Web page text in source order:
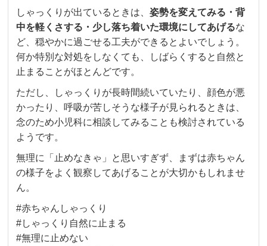
しゃっくりが出ているときは、姿勢を変えてみる・背
中を軽くさする・少し落ち着いた環境にしてあげるな
ど、穏やかに過ごせる工夫ができるとよいでしょう。
何か特別な対処をしなくても、しばらくすると自然と
止まることがほとんどです。
ただし、しゃっくりが長時間続いていたり、顔色が悪
かったり、呼吸が苦しそうな様子が見られるときは、
念のため小児科に相談してみることも検討されている
ようです。
無理に「止めなきゃ」と思いすぎず、まずは赤ちゃん
の様子をよく観察してあげることが大切かもしれませ
ん。
#赤ちゃんしゃっくり
#しゃっくり自然に止まる
#無理に止めない